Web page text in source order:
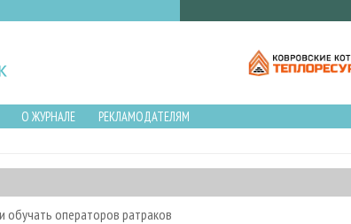
О ЖУРНАЛЕ
РЕКЛАМОДАТЕЛЯМ
обучать операторов ратраков